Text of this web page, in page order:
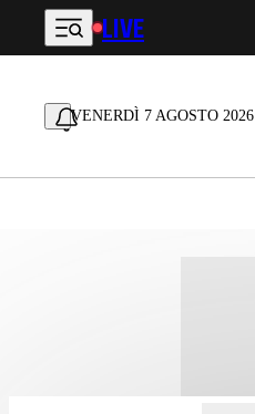
Vai al contenuto principale
LIVE
VENERDÌ 7 AGOSTO 2026